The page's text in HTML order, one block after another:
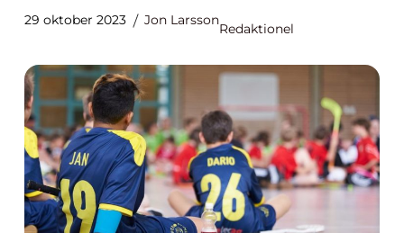
29 oktober 2023 Jon Larsson
Redaktionel